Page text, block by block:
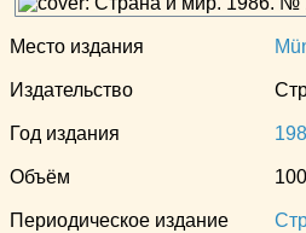
Место издания
Издательство
Год издания
Объём
Периодическое издание